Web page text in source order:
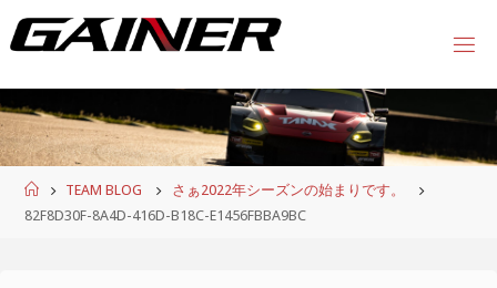
ン
ツ
へ
ホ
ー
TEAM BLOG
さぁ2022年シーズンの始まりです。
82F8D30F-8A4D-416D-B18C-E1456FBBA9BC